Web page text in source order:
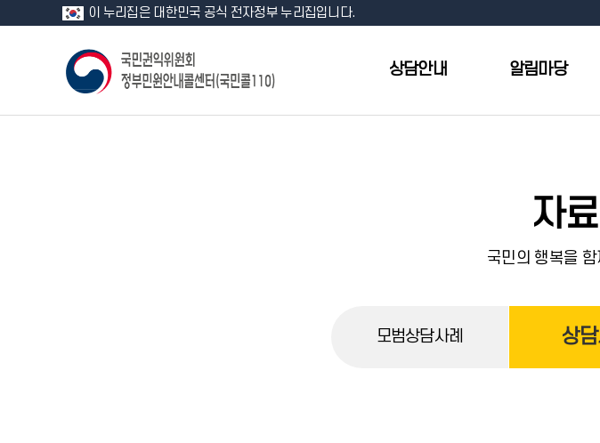
이 누리집은 대한민국 공식 전자정부 누리집입니다.
상담안내 알림마당
자
국민의 행복을
모범상담사례 상